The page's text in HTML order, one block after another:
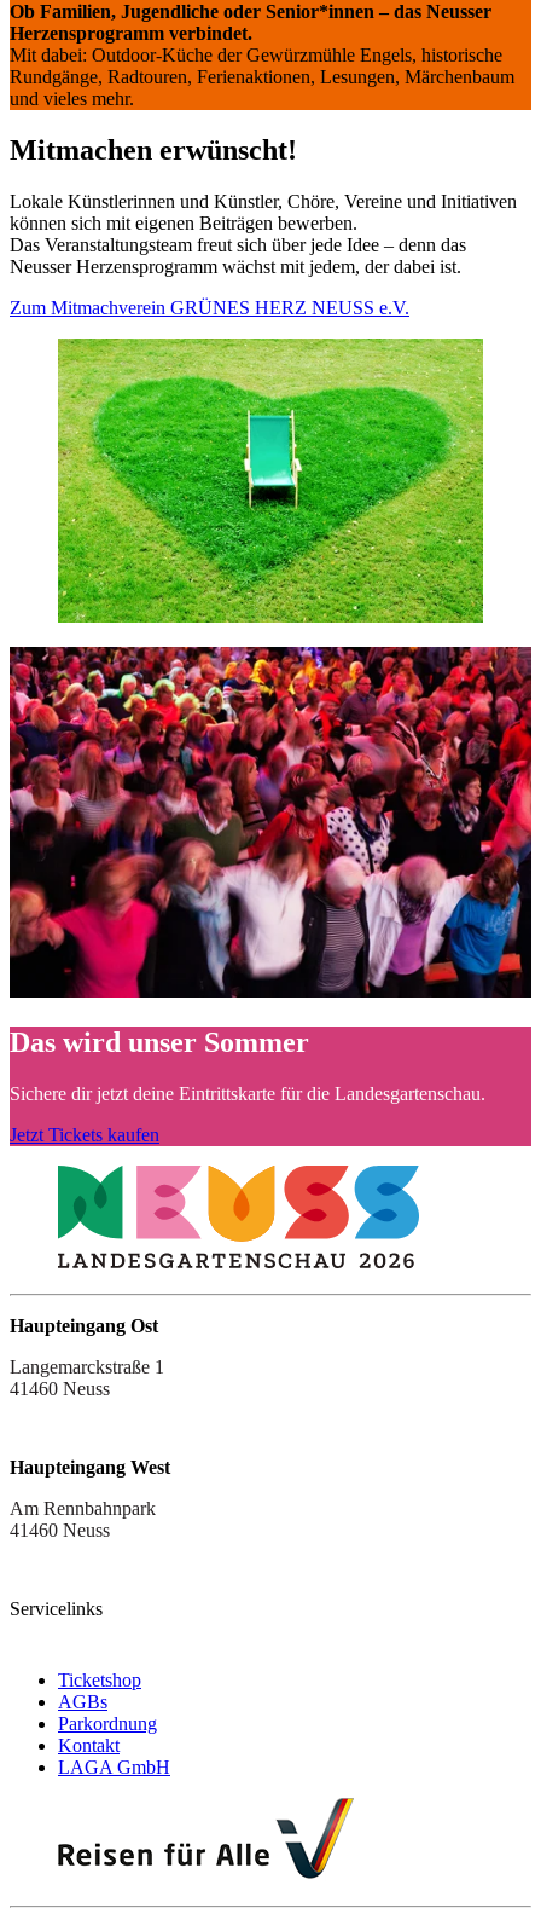
Ob Familien, Jugendliche oder Senior*innen – das Neusser
Herzensprogramm verbindet.
Mit dabei: Outdoor-Küche der Gewürzmühle Engels, historische
Rundgänge, Radtouren, Ferienaktionen, Lesungen, Märchenbaum
und vieles mehr.
Mitmachen erwünscht!
Lokale Künstlerinnen und Künstler, Chöre, Vereine und Initiativen
können sich mit eigenen Beiträgen bewerben.
Das Veranstaltungsteam freut sich über jede Idee – denn das
Neusser Herzensprogramm wächst mit jedem, der dabei ist.
Zum Mitmachverein GRÜNES HERZ NEUSS e.V.
Das wird unser Sommer
Sichere dir jetzt deine Eintrittskarte für die Landesgartenschau.
Jetzt Tickets kaufen
Haupteingang Ost
Langemarckstraße 1
41460 Neuss
Haupteingang West
Am Rennbahnpark
41460 Neuss
Servicelinks
Ticketshop
AGBs
Parkordnung
Kontakt
LAGA GmbH